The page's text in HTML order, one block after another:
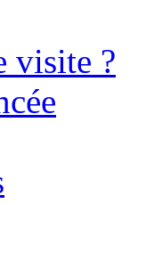
visite ?